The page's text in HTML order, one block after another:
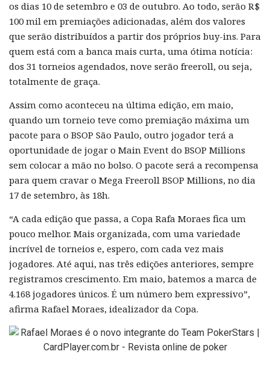
os dias 10 de setembro e 03 de outubro. Ao todo, serão R$
100 mil em premiações adicionadas, além dos valores
que serão distribuídos a partir dos próprios buy-ins. Para
quem está com a banca mais curta, uma ótima notícia:
dos 31 torneios agendados, nove serão freeroll, ou seja,
totalmente de graça.
Assim como aconteceu na última edição, em maio,
quando um torneio teve como premiação máxima um
pacote para o BSOP São Paulo, outro jogador terá a
oportunidade de jogar o Main Event do BSOP Millions
sem colocar a mão no bolso. O pacote será a recompensa
para quem cravar o Mega Freeroll BSOP Millions, no dia
17 de setembro, às 18h.
“A cada edição que passa, a Copa Rafa Moraes fica um
pouco melhor. Mais organizada, com uma variedade
incrível de torneios e, espero, com cada vez mais
jogadores. Até aqui, nas três edições anteriores, sempre
registramos crescimento. Em maio, batemos a marca de
4.168 jogadores únicos. É um número bem expressivo”,
afirma Rafael Moraes, idealizador da Copa.